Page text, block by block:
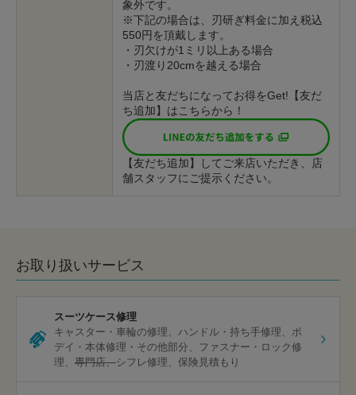
象外です。
※下記の場合は、刃研ぎ料金に加え税込
550円を頂戴します。
・刃欠けが1ミリ以上ある場合
・刃渡り20cmを越える場合
当店と友だちになってお得をGet!【友だ
ち追加】はこちらから！
【友だち追加】してご来店いただき、店
舗スタッフにご提示ください。
お取り扱いサービス
スーツケース修理
キャスター・車輪の修理
ハンドル・持ち手修理
ボ
デイ・本体修理・その他部分
ファスナー・ロック修
理
専門店 シフレ修理 保険見積もり